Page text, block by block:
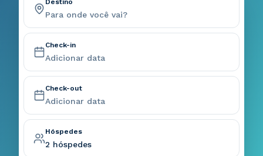
Destino
Check-in
Adicionar data
Check-out
Adicionar data
Hóspedes
2 hóspedes